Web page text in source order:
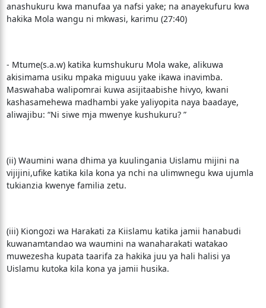
anashukuru kwa manufaa ya nafsi yake; na anayekufuru kwa
hakika Mola wangu ni mkwasi, karimu (27:40)
- Mtume(s.a.w) katika kumshukuru Mola wake, alikuwa
akisimama usiku mpaka miguuu yake ikawa inavimba.
Maswahaba walipomrai kuwa asijitaabishe hivyo, kwani
kashasamehewa madhambi yake yaliyopita naya baadaye,
aliwajibu: “Ni siwe mja mwenye kushukuru? ”
(ii) Waumini wana dhima ya kuulingania Uislamu mijini na
vijijini,ufike katika kila kona ya nchi na ulimwnegu kwa ujumla
tukianzia kwenye familia zetu.
(iii) Kiongozi wa Harakati za Kiislamu katika jamii hanabudi
kuwanamtandao wa waumini na wanaharakati watakao
muwezesha kupata taarifa za hakika juu ya hali halisi ya
Uislamu kutoka kila kona ya jamii husika.